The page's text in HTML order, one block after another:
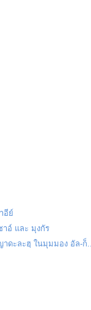
อีย์
าอ์ และ มุงกัร
ดะละฮฺ ในมุมมอง อัล-ก็...